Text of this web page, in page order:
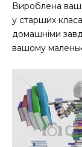
Вироблена
у старших
домашніми
вашому